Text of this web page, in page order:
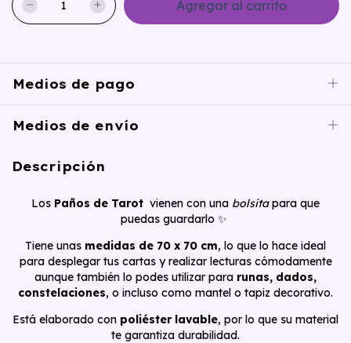
Medios de pago
Medios de envío
Descripción
Los Paños de Tarot vienen con una bolsitapara que
puedas guardarlo ✨
Tiene unas medidas de 70 x 70 cm, lo que lo hace ideal
para desplegar tus cartas y realizar lecturas cómodamente
aunque también lo podes utilizar para runas, dados,
constelaciones, o incluso como mantel o tapiz decorativo.
Está elaborado con poliéster lavable, por lo que su material
te garantiza durabilidad.